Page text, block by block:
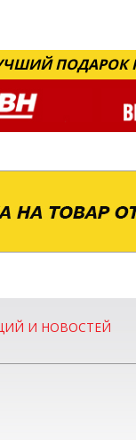
ПОДАРОК
И НОВОСТЕЙ